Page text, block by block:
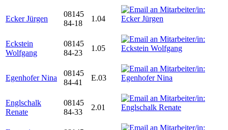
Ecker Jürgen
08145
84-18
1.04
Eckstein
Wolfgang
08145
84-23
1.05
Egenhofer Nina
08145
84-41
E.03
Englschalk
Renate
08145
84-33
2.01